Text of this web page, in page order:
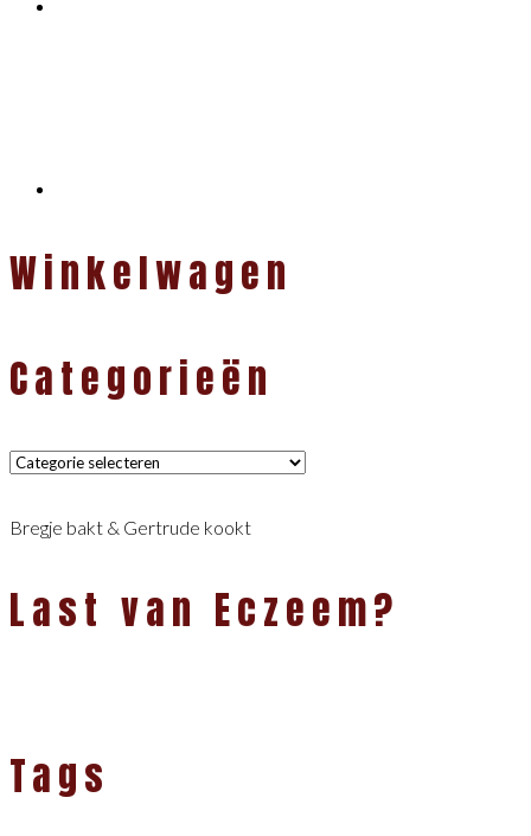
Winkelwagen
Categorieën
Categorieën
Bregje bakt & Gertrude kookt
Last van Eczeem?
Tags